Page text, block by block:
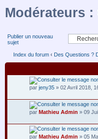
Modérateurs :
Publier un nouveau
sujet
Index du forum ‹ Des Questions ?
par jeny35 » 02 Avril 2018,
par Mathieu Admin » 09
par Mathieu Admin » 05